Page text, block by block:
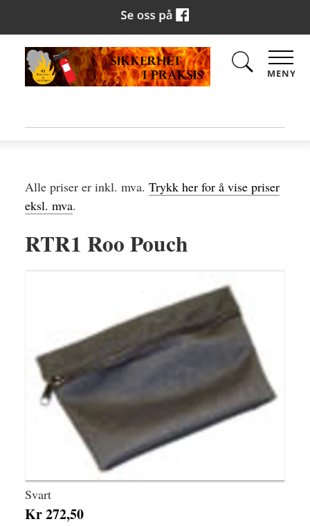
MENY
Alle priser er inkl. mva. Trykk her for å vise priser
eksl. mva.
RTR1 Roo Pouch
Svart
Kr 272,50